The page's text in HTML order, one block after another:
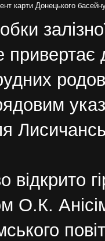
карти Донецького
О.К.